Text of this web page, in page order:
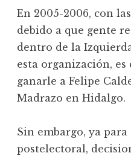
En 2005-2006, con
debido a que gente
dentro de la
esta organización, es
ganarle a Felipe
Madrazo en Hidalgo.
Sin embargo, ya para
postelectoral,